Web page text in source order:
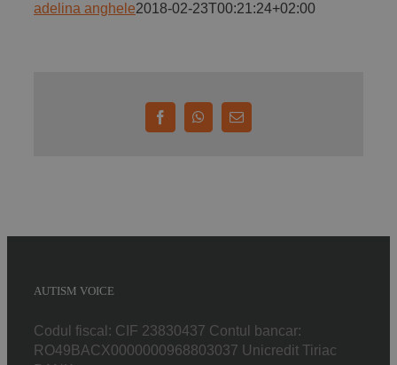
Contact
adelina anghele2018-02-23T00:21:24+02:00
FacebookWhatsApp
E-
AUTISM VOICE
Codul fiscal: CIF 23830437 Contul bancar:
RO49BACX0000000968803037 Unicredit Tiriac